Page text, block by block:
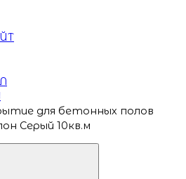
для бетонных полов
Серый 10кв.м